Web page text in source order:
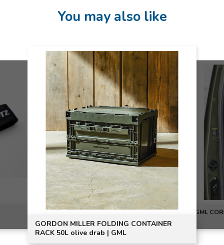
You may also like
GORDON MILLER FOLDING CONTAINER
RACK 50L olive drab | GML
GML